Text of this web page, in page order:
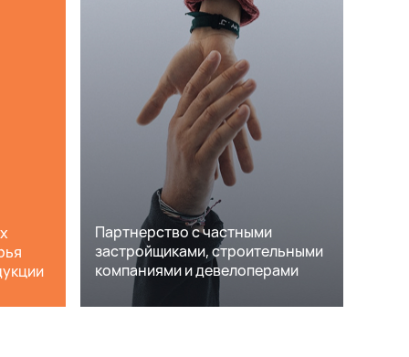
Партнерство с частными
застройщиками, строительными
компаниями и девелоперами